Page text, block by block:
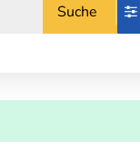
Suche